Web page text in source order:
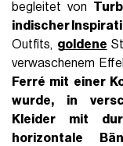
begleitet von
indischer
Outfits, goldene
verwaschenem
Ferré mit einer
wurde, in
Kleider mit
horizontale